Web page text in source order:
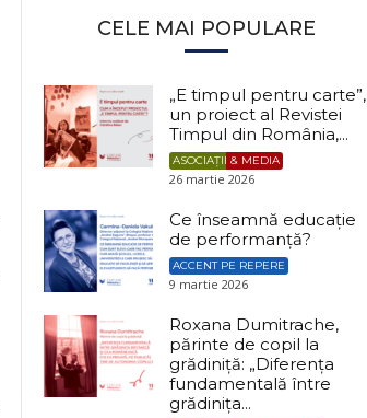
CELE MAI POPULARE
„E timpul pentru carte”,
un proiect al Revistei
Timpul din România,...
ASOCIAȚII & MEDIA
26 martie 2026
Ce înseamnă educație
de performanță?
ACCENT PE REPERE
9 martie 2026
Roxana Dumitrache,
părinte de copil la
grădiniță: „Diferența
fundamentală între
grădinița...